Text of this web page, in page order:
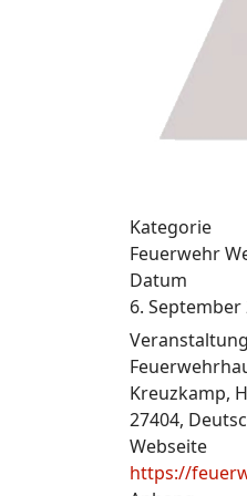
Kategorie
Feuerwehr
Datum
6. September
Kreuzkamp,
27404,
Webseite
https://